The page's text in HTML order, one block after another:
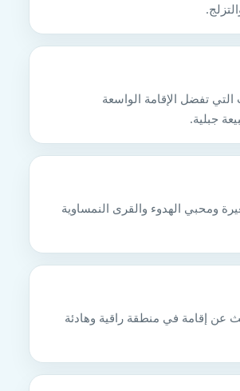
تفضل الإقامة الواسعة
جبلية.
ومحبي الهدوء والقرى النمساوية
عن إقامة في منطقة راقية وهادئة